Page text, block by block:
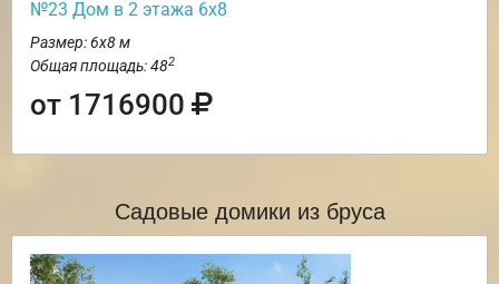
№23 Дом в 2 этажа 6х8
Размер: 6х8 м
Общая площадь: 482
от 1716900
Садовые домики из бруса